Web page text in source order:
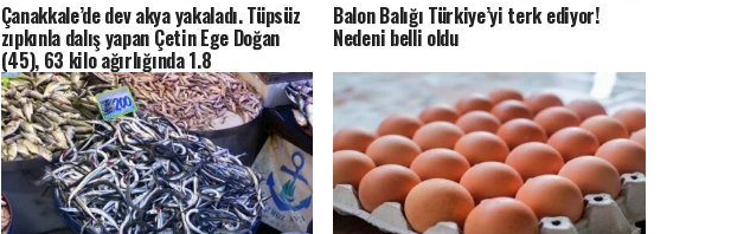
Çanakkale’de dev akya yakaladı. Tüpsüz
zıpkınla dalış yapan Çetin Ege Doğan
(45), 63 kilo ağırlığında 1.8
metrelik akya balığı yakaladı.
Balon Balığı Türkiye’yi terk ediyor!
Nedeni belli oldu